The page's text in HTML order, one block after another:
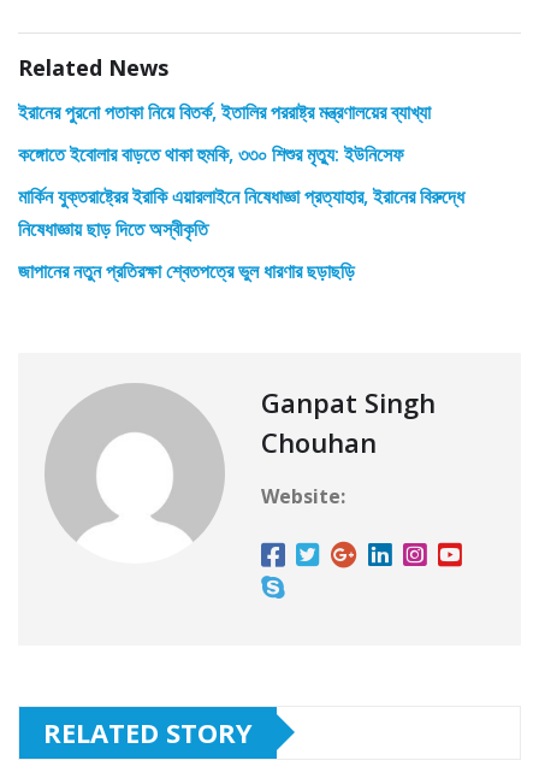
Related News
ইরানের পুরনো পতাকা নিয়ে বিতর্ক, ইতালির পররাষ্ট্র মন্ত্রণালয়ের ব্যাখ্যা
কঙ্গোতে ইবোলার বাড়তে থাকা হুমকি, ৩৩০ শিশুর মৃত্যু: ইউনিসেফ
মার্কিন যুক্তরাষ্ট্রের ইরাকি এয়ারলাইনে নিষেধাজ্ঞা প্রত্যাহার, ইরানের বিরুদ্ধে
নিষেধাজ্ঞায় ছাড় দিতে অস্বীকৃতি
জাপানের নতুন প্রতিরক্ষা শ্বেতপত্রে ভুল ধারণার ছড়াছড়ি
Ganpat Singh
Chouhan
Website:
RELATED STORY